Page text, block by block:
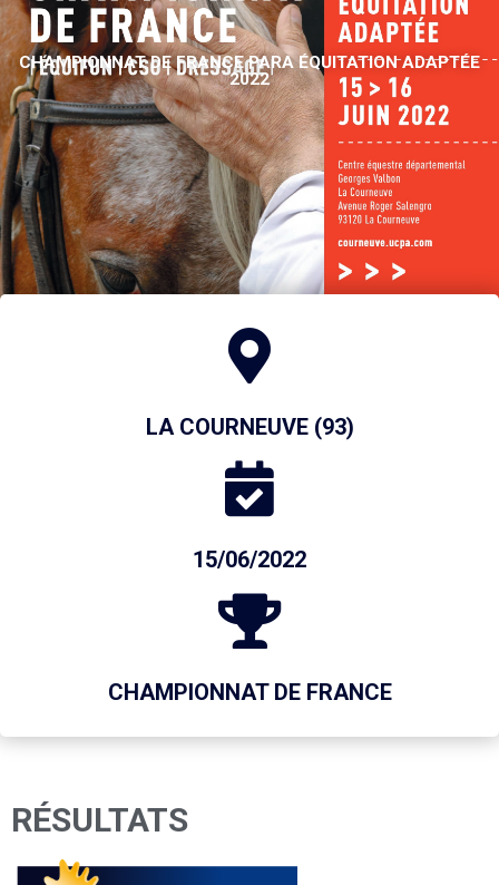
CHAMPIONNAT DE FRANCE PARA ÉQUITATION ADAPTÉE
2022
LA COURNEUVE (93)
15/06/2022
CHAMPIONNAT DE FRANCE
RÉSULTATS